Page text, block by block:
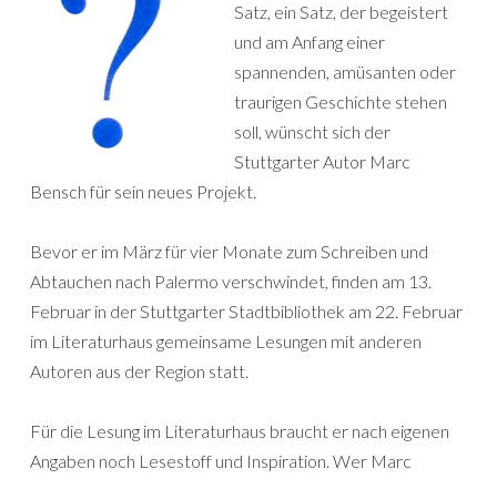
Satz, ein Satz, der begeistert
und am Anfang einer
spannenden, amüsanten oder
traurigen Geschichte stehen
soll, wünscht sich der
Stuttgarter Autor Marc
Bensch für sein neues Projekt.
Bevor er im März für vier Monate zum Schreiben und
Abtauchen nach Palermo verschwindet, finden am 13.
Februar in der Stuttgarter Stadtbibliothek am 22. Februar
im Literaturhaus gemeinsame Lesungen mit anderen
Autoren aus der Region statt.
Für die Lesung im Literaturhaus braucht er nach eigenen
Angaben noch Lesestoff und Inspiration. Wer Marc